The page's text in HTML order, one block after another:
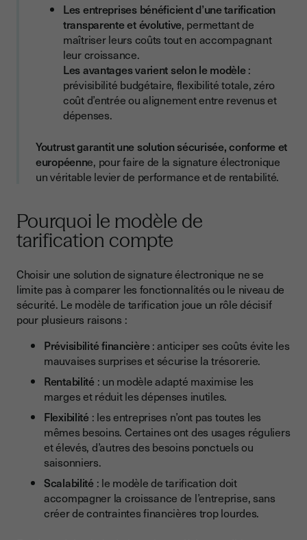
Les entreprises bénéficient d’une tarification
transparente et évolutive, permettant de
maîtriser leurs coûts tout en accompagnant
leur croissance.
Les avantages varient selon le modèle:
prévisibilité budgétaire, flexibilité totale, zéro
coût d’entrée ou alignement entre revenus et
dépenses.
Youtrust garantit une solution sécurisée, conforme et
européenne, pour faire de la signature électronique
un véritable levier de performance et de rentabilité.
Pourquoi le modèle de
tarification compte
Choisir une solution de signature électronique ne se
limite pas à comparer les fonctionnalités ou le niveau de
sécurité. Le modèle de tarification joue un rôle décisif
pour plusieurs raisons :
Prévisibilité financière: anticiper ses coûts évite les
mauvaises surprises et sécurise la trésorerie.
Rentabilité: un modèle adapté maximise les
marges et réduit les dépenses inutiles.
Flexibilité: les entreprises n’ont pas toutes les
mêmes besoins. Certaines ont des usages réguliers
et élevés, d’autres des besoins ponctuels ou
saisonniers.
Scalabilité: le modèle de tarification doit
accompagner la croissance de l’entreprise, sans
créer de contraintes financières trop lourdes.